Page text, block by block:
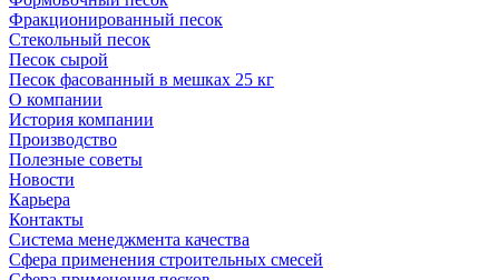
Фракционированный песок
Стекольный песок
Песок сырой
Песок фасованный в мешках 25 кг
О компании
История компании
Производство
Полезные советы
Новости
Карьера
Контакты
Система менеджмента качества
Сфера применения строительных смесей